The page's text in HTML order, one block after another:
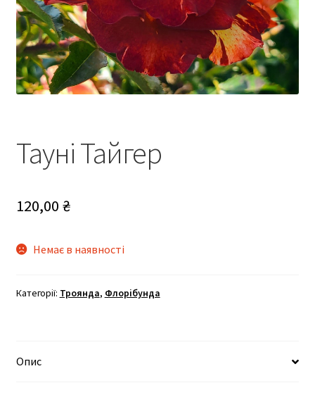
Тауні Тайгер
120,00 ₴
Немає в наявності
Категорії: Троянда, Флорібунда
Опис